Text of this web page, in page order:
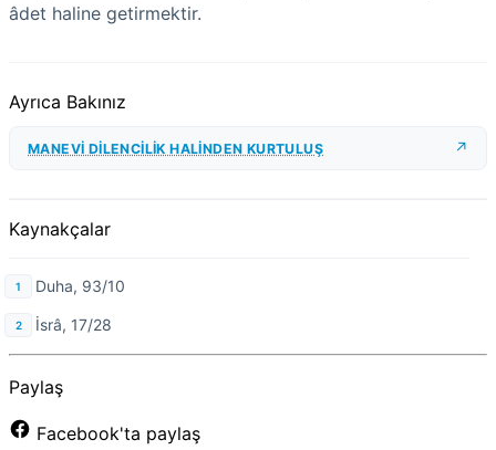
âdet haline getirmektir.
Ayrıca Bakınız
MANEVİ DİLENCİLİK HALİNDEN KURTULUŞ
Kaynakçalar
Duha, 93/10
İsrâ, 17/28
Paylaş
Facebook'ta paylaş